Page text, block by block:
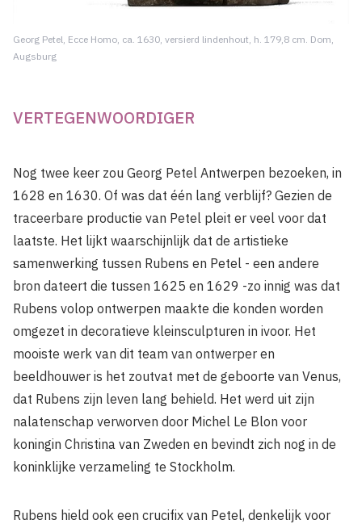
Georg Petel, Ecce Homo, ca. 1630, versierd lindenhout, h. 179,8 cm. Dom,
Augsburg
VERTEGENWOORDIGER
Nog twee keer zou Georg Petel Antwerpen bezoeken, in
1628 en 1630. Of was dat één lang verblijf? Gezien de
traceerbare productie van Petel pleit er veel voor dat
laatste. Het lijkt waarschijnlijk dat de artistieke
samenwerking tussen Rubens en Petel - een andere
bron dateert die tussen 1625 en 1629 -zo innig was dat
Rubens volop ontwerpen maakte die konden worden
omgezet in decoratieve kleinsculpturen in ivoor. Het
mooiste werk van dit team van ontwerper en
beeldhouwer is het zoutvat met de geboorte van Venus,
dat Rubens zijn leven lang behield. Het werd uit zijn
nalatenschap verworven door Michel Le Blon voor
koningin Christina van Zweden en bevindt zich nog in de
koninklijke verzameling te Stockholm.
Rubens hield ook een crucifix van Petel, denkelijk voor